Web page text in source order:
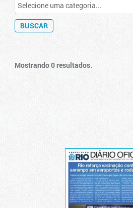
Mostrando 0 resultados.